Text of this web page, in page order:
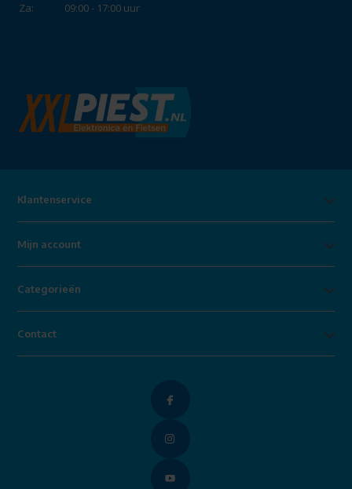
Za:
09:00 - 17:00 uur
Klantenservice
Mijn account
Categorieën
Contact